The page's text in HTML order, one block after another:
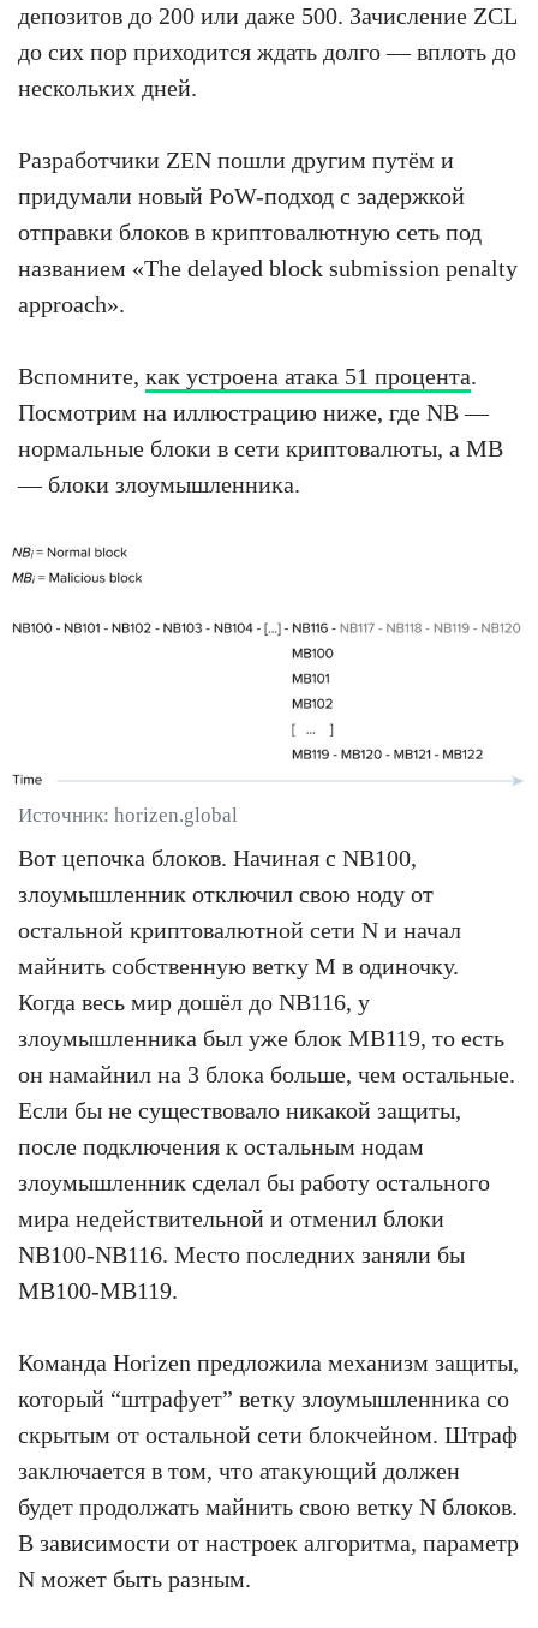
депозитов до 200 или даже 500. Зачисление ZCL
до сих пор приходится ждать долго — вплоть до
нескольких дней.
Разработчики ZEN пошли другим путём и
придумали новый PoW-подход с задержкой
отправки блоков в криптовалютную сеть под
названием «The delayed block submission penalty
approach».
Вспомните, как устроена атака 51 процента.
Посмотрим на иллюстрацию ниже, где NB —
нормальные блоки в сети криптовалюты, а MB
— блоки злоумышленника.
Источник: horizen.global
Вот цепочка блоков. Начиная с NB100,
злоумышленник отключил свою ноду от
остальной криптовалютной сети N и начал
майнить собственную ветку M в одиночку.
Когда весь мир дошёл до NB116, у
злоумышленника был уже блок MB119, то есть
он намайнил на 3 блока больше, чем остальные.
Если бы не существовало никакой защиты,
после подключения к остальным нодам
злоумышленник сделал бы работу остального
мира недействительной и отменил блоки
NB100-NB116. Место последних заняли бы
MB100-MB119.
Команда Horizen предложила механизм защиты,
который “штрафует” ветку злоумышленника со
скрытым от остальной сети блокчейном. Штраф
заключается в том, что атакующий должен
будет продолжать майнить свою ветку N блоков.
В зависимости от настроек алгоритма, параметр
N может быть разным.